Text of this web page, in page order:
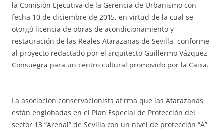
la Comisión Ejecutiva de la Gerencia de Urbanismo con
fecha 10 de diciembre de 2015, en virtud de la cual se
otorgó licencia de obras de acondicionamiento y
restauración de las Reales Atarazanas de Sevilla, conforme
al proyecto redactado por el arquitecto Guillermo Vázquez
Consuegra para un centro cultural promovido por la Caixa.
La asociación conservacionista afirma que las Atarazanas
están englobadas en el Plan Especial de Protección del
sector 13 “Arenal” de Sevilla con un nivel de protección “A”